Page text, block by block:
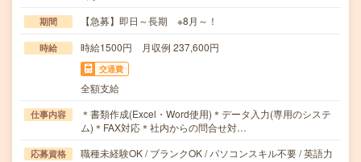
期間 【急募】即日～長期 ※8月～！
時給 時給1500円 月収例 237,600円
交通費
全額支給
仕事内容
＊書類作成(Excel・Word使用)＊データ入力(専用のシステ
ム)＊FAX対応＊社内からの問合せ対…
応募資格
職種未経験OK / ブランクOK / パソコンスキル不要 / 英語力